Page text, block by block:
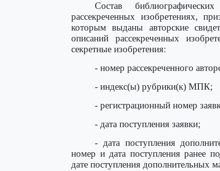
Состав
рассекреченных изобретениях,
которым выданы авторские
описаний рассекреченных
секретные изобретения:
- номер рассекреченного
- индекс(ы) рубрики(к) МПК;
- регистрационный номер
- дата поступления заявки;
- дата поступления
номер и дата поступления ранее
дате поступления дополнительных